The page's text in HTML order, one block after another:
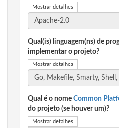
Mostrar detalhes
Qual(is) linguagem(ns) de
implementar o projeto?
Mostrar detalhes
Qual é o nome Common
do projeto (se houver um)?
Mostrar detalhes